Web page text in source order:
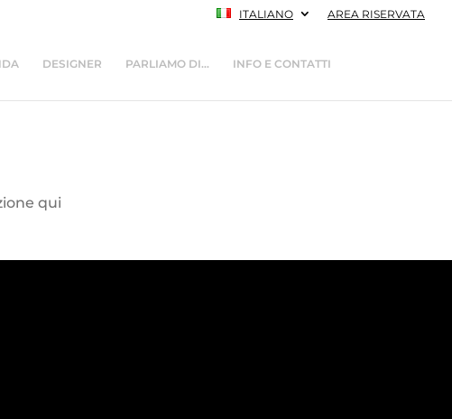
ITALIANO AREA RISERVATA
DESIGNER PARLIAMO DI… INFO E CONTATTI
qui